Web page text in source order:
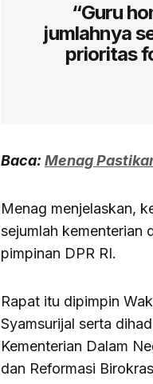
“Guru
jumlahnya
prioritas
Baca: Menag
Menag menjelaskan,
sejumlah kementerian
pimpinan DPR RI.
Rapat itu dipimpin
Syamsurijal serta
Kementerian Dalam
dan Reformasi